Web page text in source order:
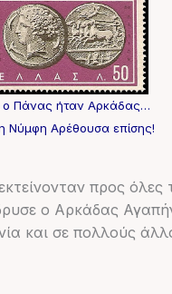
ο Πάνας ήταν Αρκάδας…
Νύμφη Αρέθουσα επίσης!
προς όλες
ο Αρκάδας
και σε πολλούς